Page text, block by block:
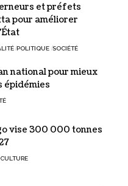
et préfets
pour améliorer
POLITIQUE SOCIÉTÉ
national pour mieux
épidémies
vise 300 000 tonnes